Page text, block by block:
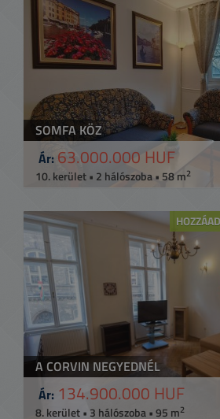
SOMFA KÖZ
Ár: 63.000.000 HUF
10. kerület • 2 hálószoba • 58 m2
A CORVIN NEGYEDNÉL
Ár: 134.900.000 HUF
8. kerület • 3 hálószoba • 95 m2